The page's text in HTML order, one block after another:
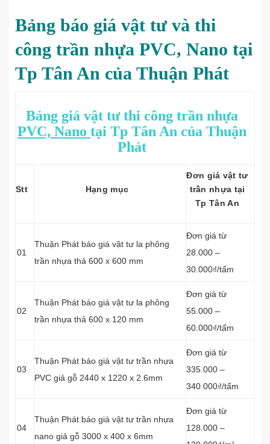
Bảng báo giá vật tư và thi
công trần nhựa PVC, Nano tại
Tp Tân An của Thuận Phát
Bảng giá vật tư thi công trần nhựa
PVC, Nano tại Tp Tân An của Thuận
Phát
Stt Hạng mục
Đơn giá vật tư
trần nhựa tại
Tp Tân An
01
Thuận Phát báo giá vật tư la phông
trần nhựa thả 600 x 600 mm
Đơn giá từ
28.000 –
30.000₫/tấm
02
Thuận Phát báo giá vật tư la phông
trần nhựa thả 600 x 120 mm
Đơn giá từ
55.000 –
60.000₫/tấm
03
Thuận Phát báo giá vật tư trần nhựa
PVC giả gỗ 2440 x 1220 x 2.6mm
Đơn giá từ
335.000 –
340.000₫/tấm
04
Thuận Phát báo giá vật tư trần nhựa
nano giả gỗ 3000 x 400 x 6mm
Đơn giá từ
128.000 –